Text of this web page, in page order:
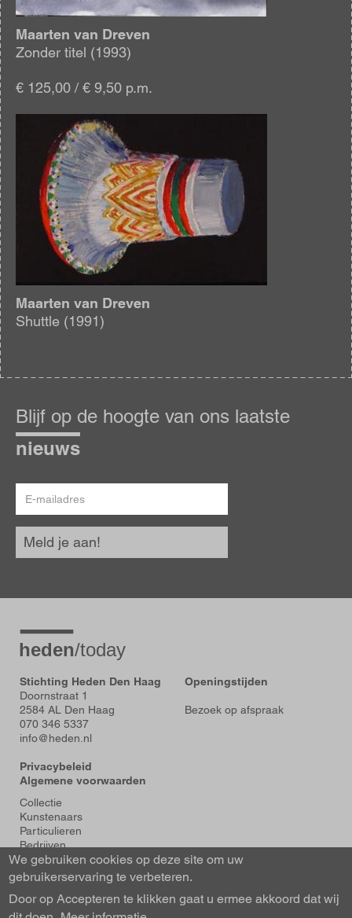
Maarten van Dreven
Zonder titel (1993)
€ 125,00 / € 9,50 p.m.
Afbeelding
Maarten van Dreven
Shuttle (1991)
op
de
hoogte
Blijf op de hoogte van ons laatste
nieuws
mailadres
Meld je aan!
Stichting Heden Den Haag
Doornstraat 1
2584 AL Den Haag
070 346 5337
info@heden.nl
Privacybeleid
Algemene voorwaarden
Openingstijden
Bezoek op afspraak
Voet
Collectie
Kunstenaars
Particulieren
Bedrijven
Tentoonstellingen
Actueel
About us
We gebruiken cookies op deze site om uw
gebruikerservaring te verbeteren.
Door op Accepteren te klikken gaat u ermee akkoord dat wij